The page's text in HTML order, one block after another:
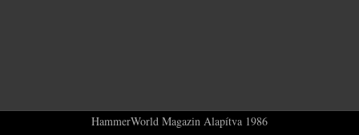
HammerWorld Magazin Alapítva 1986